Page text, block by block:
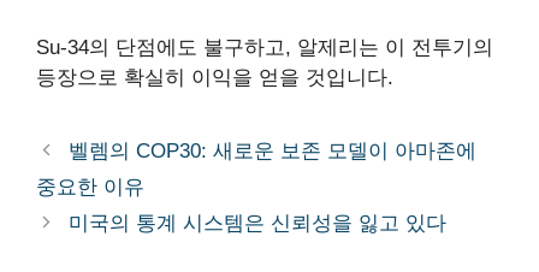
Su-34의 단점에도 불구하고, 알제리는 이 전투기의
등장으로 확실히 이익을 얻을 것입니다.
벨렘의 COP30: 새로운 보존 모델이 아마존에
중요한 이유
미국의 통계 시스템은 신뢰성을 잃고 있다